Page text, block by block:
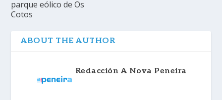
parque eólico de Os
Cotos
ABOUT THE AUTHOR
Redacción A Nova Peneira